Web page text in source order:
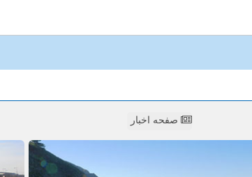
صفحه اخبار